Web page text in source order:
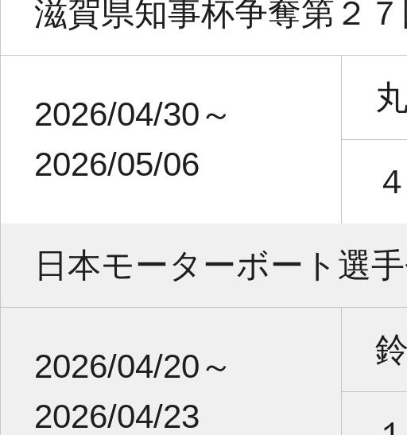
滋賀県知事杯争奪第２
2026/04/30～
2026/05/06
日本モーターボート選
2026/04/20～
2026/04/23